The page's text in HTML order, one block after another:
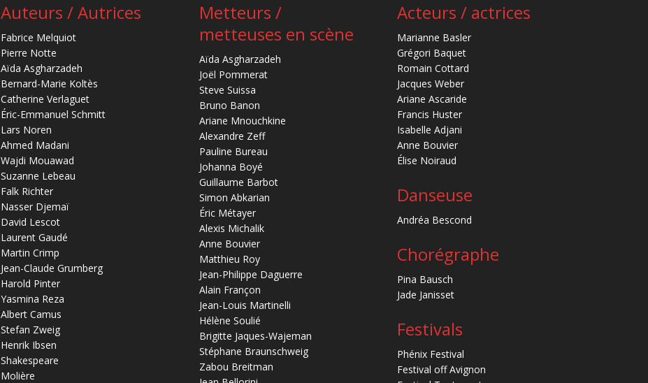
Auteurs / Autrices
Fabrice Melquiot
Pierre Notte
Aïda Asgharzadeh
Bernard-Marie Koltès
Catherine Verlaguet
Éric-Emmanuel Schmitt
Lars Noren
Ahmed Madani
Wajdi Mouawad
Suzanne Lebeau
Falk Richter
Nasser Djemaï
David Lescot
Laurent Gaudé
Martin Crimp
Jean-Claude Grumberg
Harold Pinter
Yasmina Reza
Albert Camus
Stefan Zweig
Henrik Ibsen
Shakespeare
Molière
Metteurs /
metteuses en scène
Aïda Asgharzadeh
Joël Pommerat
Steve Suissa
Bruno Banon
Ariane Mnouchkine
Alexandre Zeff
Pauline Bureau
Johanna Boyé
Guillaume Barbot
Simon Abkarian
Éric Métayer
Alexis Michalik
Anne Bouvier
Matthieu Roy
Jean-Philippe Daguerre
Alain Françon
Jean-Louis Martinelli
Hélène Soulié
Brigitte Jaques-Wajeman
Stéphane Braunschweig
Zabou Breitman
Acteurs / actrices
Marianne Basler
Grégori Baquet
Romain Cottard
Jacques Weber
Ariane Ascaride
Francis Huster
Isabelle Adjani
Anne Bouvier
Élise Noiraud
Danseuse
Andréa Bescond
Chorégraphe
Pina Bausch
Jade Janisset
Festivals
Phénix Festival
Festival off Avignon